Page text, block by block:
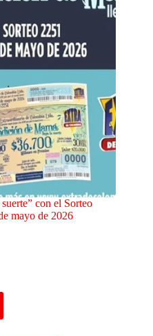
con el Sorteo
mayo de 2026